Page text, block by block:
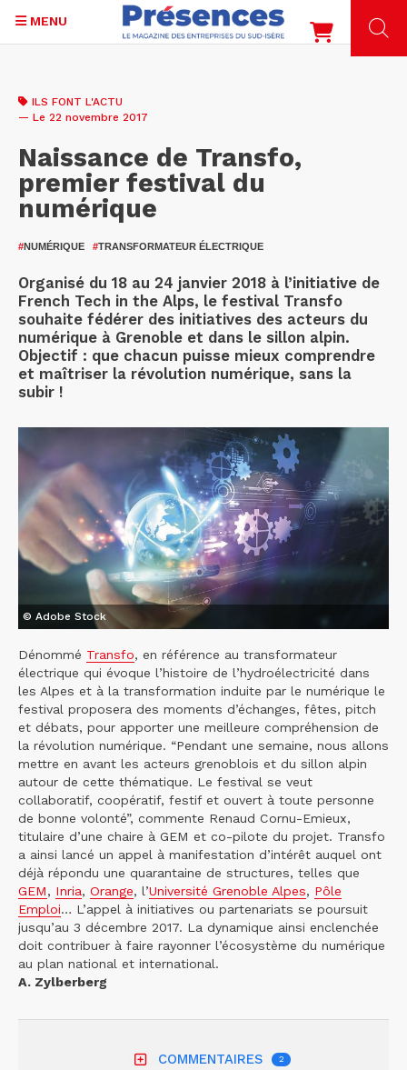
contenu
MENU
ILS FONT L'ACTU
— Le 22 novembre 2017
Naissance de Transfo,
premier festival du
numérique
#NUMÉRIQUE #TRANSFORMATEUR ÉLECTRIQUE
Organisé du 18 au 24 janvier 2018 à l’initiative de
French Tech in the Alps, le festival Transfo
souhaite fédérer des initiatives des acteurs du
numérique à Grenoble et dans le sillon alpin.
Objectif : que chacun puisse mieux comprendre
et maîtriser la révolution numérique, sans la
subir !
© Adobe Stock
Dénommé Transfo, en référence au transformateur
électrique qui évoque l’histoire de l’hydroélectricité dans
les Alpes et à la transformation induite par le numérique le
festival proposera des moments d’échanges, fêtes, pitch
et débats, pour apporter une meilleure compréhension de
la révolution numérique. “Pendant une semaine, nous allons
mettre en avant les acteurs grenoblois et du sillon alpin
autour de cette thématique. Le festival se veut
collaboratif, coopératif, festif et ouvert à toute personne
de bonne volonté”, commente Renaud Cornu-Emieux,
titulaire d’une chaire à GEM et co-pilote du projet. Transfo
a ainsi lancé un appel à manifestation d’intérêt auquel ont
déjà répondu une quarantaine de structures, telles que
GEM, Inria, Orange, l’Université Grenoble Alpes, Pôle
Emploi… L’appel à initiatives ou partenariats se poursuit
jusqu’au 3 décembre 2017. La dynamique ainsi enclenchée
doit contribuer à faire rayonner l’écosystème du numérique
au plan national et international.
A. Zylberberg
COMMENTAIRES 2